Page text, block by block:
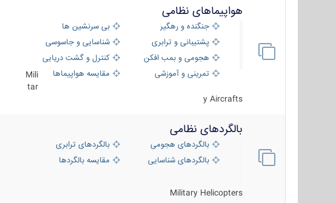
هواپیماهای نظامی
جنگنده و رهگیر
بی سرنشین ها
پشتیبانی و ترابری
شناسایی و جاسوسی
هجومی و بمب افکن
کنترل و گشت دریایی
تمرینی و آموزشی
مقایسه هواپیماها
Mili
tar
y Aircrafts
بالگردهای نظامی
بالگردهای هجومی
بالگردهای ترابری
بالگردهای شناسایی
مقایسه بالگردها
Military Helicopters